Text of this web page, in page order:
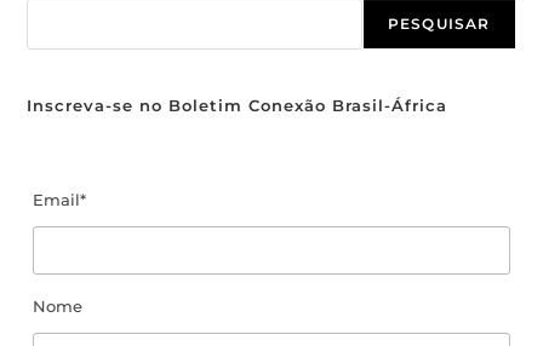
PESQUISAR
Inscreva-se no Boletim Conexão Brasil-África
Email*
Nome